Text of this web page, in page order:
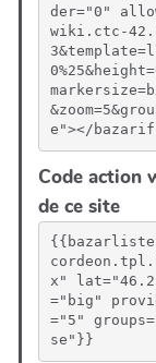
der="0"
wiki.ctc-
e"></
Code action
de ce site
{{bazarliste
x"
="big"
="5"
se"}}